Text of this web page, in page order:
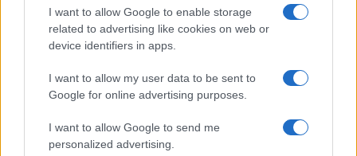
I want to allow Google to enable storage
related to advertising like cookies on web or
device identifiers in apps.
I want to allow my user data to be sent to
Google for online advertising purposes.
I want to allow Google to send me
personalized advertising.
génération la plus titrée", l'objectif
ultime d'Antoine Dupont
Stade Toulousain : Antoine Dupont vise
un retour fin novembre après sa
blessure au genou avec le XV de France
Stade Toulousain : "Je garde du recul",
Antoine Dupont répond aux critiques
sur son statut de star